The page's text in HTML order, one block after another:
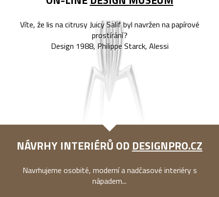
Víte, že lis na citrusy Juicy Salif byl navržen na papírové
prostírání?
Design 1988, Philippe Starck, Alessi
NÁVRHY INTERIÉRŮ OD DESIGNPRO.CZ
Navrhujeme osobité, moderní a nadčasové interiéry s
nápadem...